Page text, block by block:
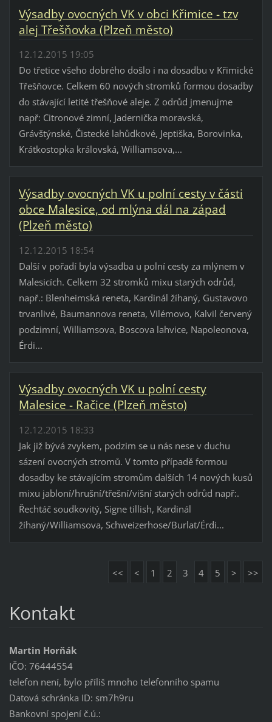
Výsadby ovocných VK v obci Křimice - tzv
alej Třešňovka (Plzeň město)
12.12.2015 19:05
Do třetice všeho dobrého došlo i na dosadbu v Křimické
Třešňovce. Celkem 60 nových stromků formou dosadby
do stávající letité třešňové aleje. Z odrůd jmenujme
např: Citronové zimní, Jadernička moravská,
Grávštýnské, Čistecké lahůdkové, Jeptiška, Borovinka,
Krátkostopka královská, Williamsova,...
Výsadby ovocných VK u polní cesty v části
obce Malesice, od mlýna dál na západ
(Plzeň město)
12.12.2015 18:54
Další v pořadí byla výsadba u polní cesty za mlýnem v
Malesicích. Celkem 32 stromků mixu starých odrůd,
např.: Blenheimská reneta, Kardinál žíhaný, Gustavovo
trvanlivé, Baumannova reneta, Vilémovo, Kalvil červený
podzimní, Williamsova, Boscova lahvice, Napoleonova,
Érdi...
Výsadby ovocných VK u polní cesty
Malesice - Račice (Plzeň město)
12.12.2015 18:33
Jak již bývá zvykem, podzim se u nás nese v duchu
sázení ovocných stromů. V tomto případě formou
dosadby ke stávajícím stromům dalších 14 nových kusů
mixu jabloní/hrušní/třešní/višní starých odrůd např:.
Řechtáč soudkovitý, Signe tillish, Kardinál
žíhaný/Williamsova, Schweizerhose/Burlat/Érdi...
<< < 1 2 3 4 5 > >>
Kontakt
Martin Horňák
IČO: 76444554
telefon není, bylo příliš mnoho telefonního spamu
Datová schránka ID: sm7h9ru
Bankovní spojení č.ú.: